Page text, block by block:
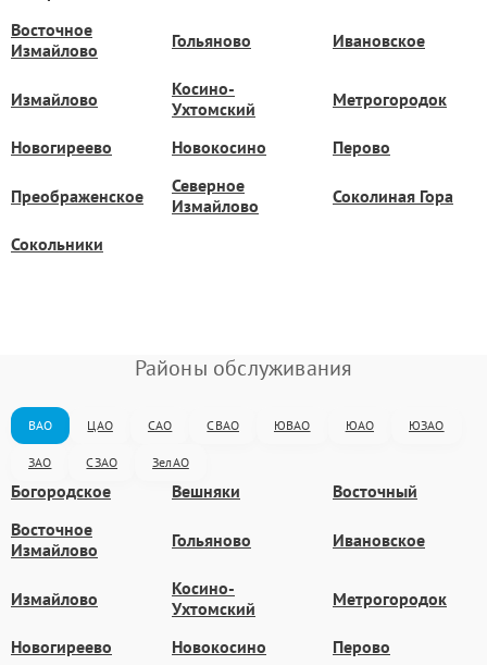
Восточное
Измайлово
Гольяново Ивановское
Измайлово
Косино-
Ухтомский
Метрогородок
Новогиреево Новокосино Перово
Преображенское
Северное
Измайлово
Соколиная Гора
Сокольники
Районы обслуживания
ВАО ЦАО САО СВАО ЮВАО ЮАО ЮЗАО
ЗАО СЗАО ЗелАО
Богородское Вешняки
Восточный
Восточное
Измайлово
Гольяново Ивановское
Измайлово
Косино-
Ухтомский
Метрогородок
Новогиреево Новокосино Перово